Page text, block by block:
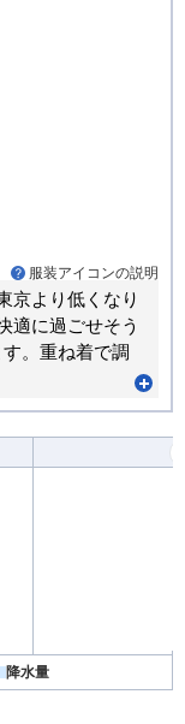
服装アイコンの説明
京より低くなり
適に過ごせそう
。重ね着で調
降水量